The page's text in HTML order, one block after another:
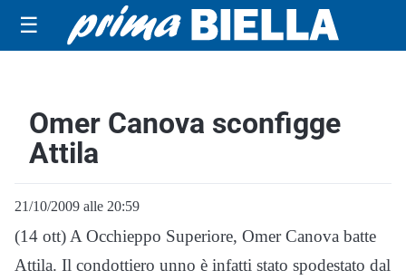
☰
Omer Canova sconfigge
Attila
21/10/2009 alle 20:59
(14 ott) A Occhieppo Superiore, Omer Canova batte
Attila. Il condottiero unno è infatti stato spodestato dal